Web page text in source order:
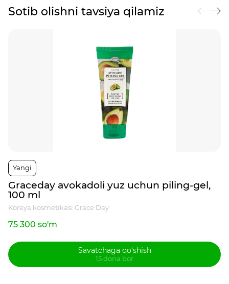
Sotib olishni tavsiya qilamiz
Yangi
Graceday avokadoli yuz uchun piling-gel,
100 ml
Koreya kosmetikasi Grace Day
75 300 so'm
Savatchaga qo‘shish
15 dona bor